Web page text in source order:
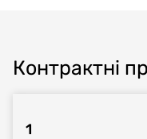
Контрактні
1